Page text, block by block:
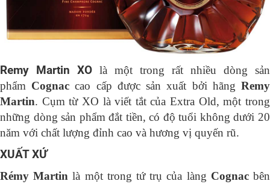
Remy Martin XO là một trong rất nhiều dòng sản
phẩm Cognac cao cấp được sản xuất bởi hãngRemy
Martin. Cụm từ XO là viết tắt của Extra Old, một trong
những dòng sản phẩm đắt tiền, có độ tuổi không dưới 20
năm với chất lượng đỉnh cao và hương vị quyến rũ.
XUẤT XỨ
Rémy Martin là một trong tứ trụ của làng Cognacbên